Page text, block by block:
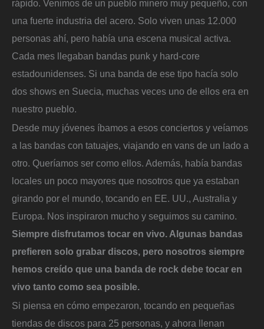
rápido. Venimos de un pueblo minero muy pequeño, con
una fuerte industria del acero. Solo viven unas 12.000
personas ahí, pero había una escena musical activa.
Cada mes llegaban bandas punk y hard-core
estadounidenses. Si una banda de ese tipo hacía solo
dos shows en Suecia, muchas veces uno de ellos era en
nuestro pueblo.
Desde muy jóvenes íbamos a esos conciertos y veíamos
a las bandas con tatuajes, viajando en vans de un lado a
otro. Queríamos ser como ellos. Además, había bandas
locales un poco mayores que nosotros que ya estaban
girando por el mundo, tocando en EE. UU., Australia y
Europa. Nos inspiraron mucho y seguimos su camino.
Siempre disfrutamos tocar en vivo. Algunas bandas
prefieren solo grabar discos, pero nosotros siempre
hemos creído que una banda de rock debe tocar en
vivo tanto como sea posible.
Si piensa en cómo empezaron, tocando en pequeñas
tiendas de discos para 25 personas, y ahora llenan